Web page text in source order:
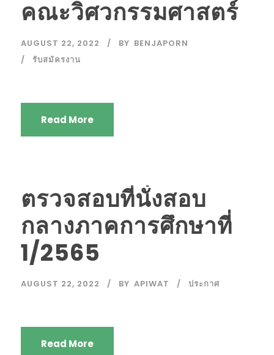
คณะวิศวกรรมศาสตร์
AUGUST 22, 2022 BY BENJAPORN
รับสมัครงาน
Read More
ตรวจสอบที่นั่งสอบ
กลางภาคการศึกษาที่
1/2565
AUGUST 22, 2022 BY APIWAT ประกาศ
Read More